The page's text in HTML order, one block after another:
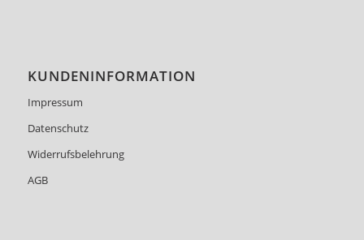
KUNDENINFORMATION
Impressum
Datenschutz
Widerrufsbelehrung
AGB